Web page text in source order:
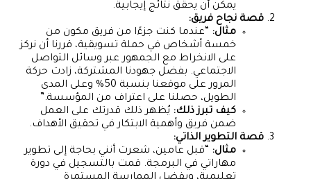
يمكن أن يحقق نتائج إيجابية.
قصة نجاح فريق:
مثال:
“عندما كنت جزءًا من فريق مكون من
خمسة أشخاص في حملة تسويقية، قررنا أن نركز
على الانخراط مع الجمهور عبر وسائل التواصل
الاجتماعي. بفضل جهودنا المشتركة، زادت حركة
المرور على موقعنا بنسبة 50% وعلى المدى
الطويل، حصلنا على اعتراف من المؤسسة.”
كيف تبرز ذلك: يُظهر ذلك قدرتك على العمل
ضمن فريق وأهمية الابتكار في تحقيق الأهداف.
قصة التطوير الذاتي:
مثال:
“قبل عامين، شعرت أنني بحاجة إلى تطوير
مهاراتي في البرمجة. قمت بالتسجيل في دورة